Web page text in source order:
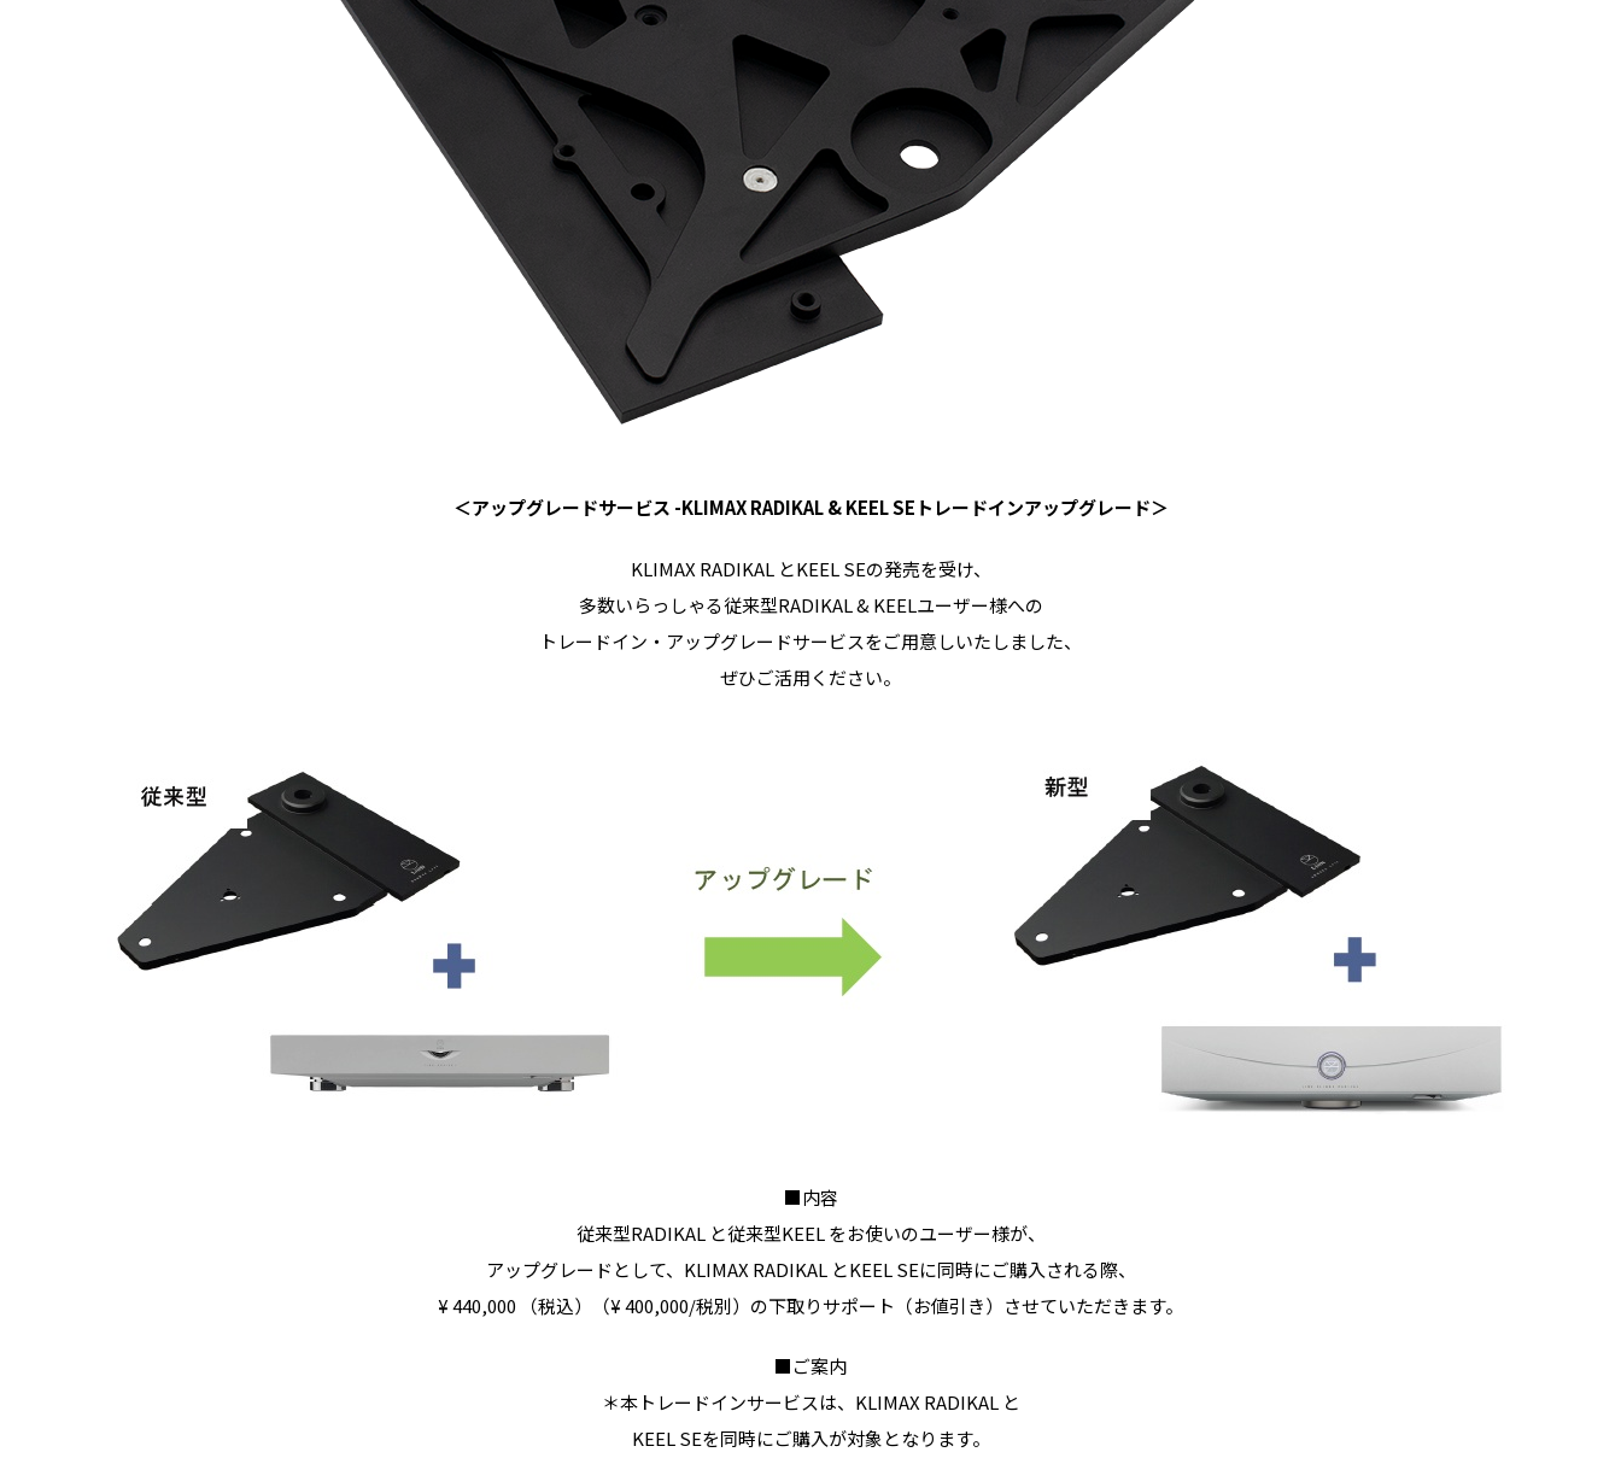
＜アップグレードサービス -KLIMAX RADIKAL & KEEL SEトレードインアップグレード＞
KLIMAX RADIKAL とKEEL SEの発売を受け、
多数いらっしゃる従来型RADIKAL & KEELユーザー様への
トレードイン・アップグレードサービスをご用意しいたしました、
ぜひご活用ください。
■内容
従来型RADIKAL と従来型KEEL をお使いのユーザー様が、
アップグレードとして、KLIMAX RADIKAL とKEEL SEに同時にご購入される際、
¥ 440,000 （税込）（¥ 400,000/税別）の下取りサポート（お値引き）させていただきます。
■ご案内
＊本トレードインサービスは、KLIMAX RADIKAL と
KEEL SEを同時にご購入が対象となります。